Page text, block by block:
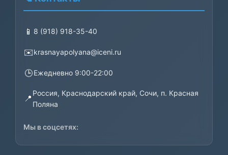
📱 8 (918) 918-35-40
✉️krasnayapolyana@iceni.ru
🕒Ежедневно 9:00-22:00
📍
Россия, Краснодарский край, Сочи, п. Красная
Поляна
Мы в соцсетях: